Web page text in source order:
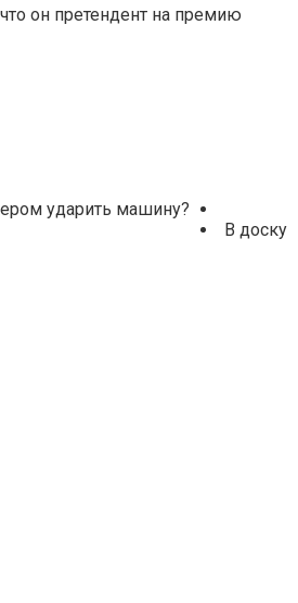
он претендент на премию
В доску